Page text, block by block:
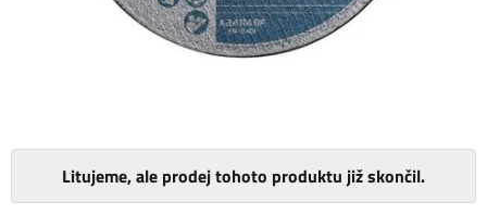
Litujeme, ale prodej tohoto produktu již skončil.